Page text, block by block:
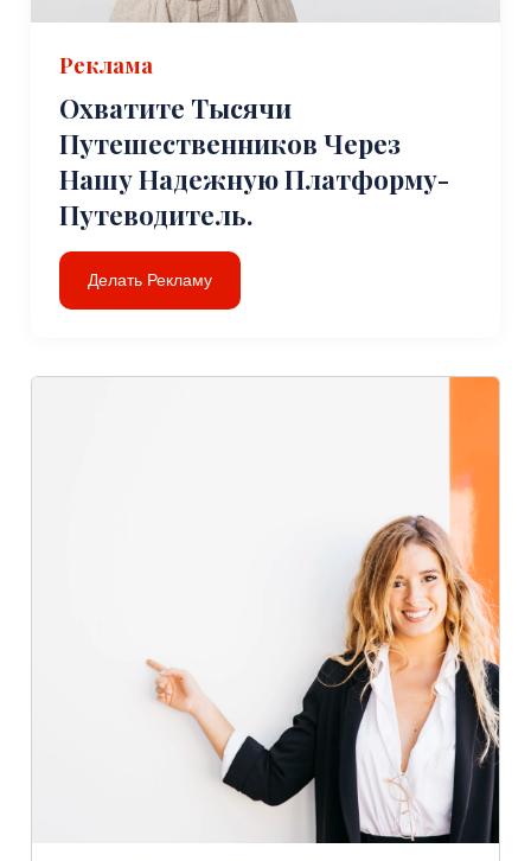
Реклама
Охватите Тысячи
Путешественников Через
Нашу Надежную Платформу-
Путеводитель.
Делать Рекламу